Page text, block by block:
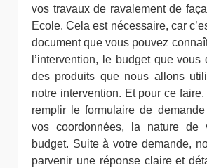
vos travaux de ravalement de
Ecole. Cela est nécessaire, car
document que vous pouvez
l’intervention, le budget que vous
des produits que nous allons
notre intervention. Et pour ce
remplir le formulaire de
vos coordonnées, la nature de
budget. Suite à votre demande,
parvenir une réponse claire et